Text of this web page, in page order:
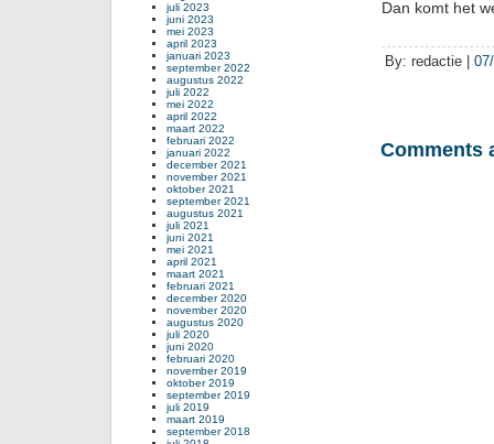
Dan komt het
By: redactie |
Comments
juli 2023
juni 2023
mei 2023
april 2023
januari 2023
september 2022
augustus 2022
juli 2022
mei 2022
april 2022
maart 2022
februari 2022
januari 2022
december 2021
november 2021
oktober 2021
september 2021
augustus 2021
juli 2021
juni 2021
mei 2021
april 2021
maart 2021
februari 2021
december 2020
november 2020
augustus 2020
juli 2020
juni 2020
februari 2020
november 2019
oktober 2019
september 2019
juli 2019
maart 2019
september 2018